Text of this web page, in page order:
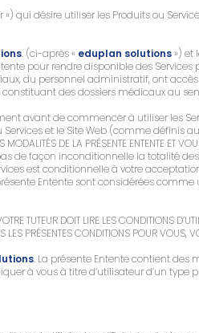
qui désire utiliser les Produits ou
. (ci-après « eduplan solutions») et
pour rendre disponible des
du personnel administratif, ont
des dossiers médicaux au
avant de commencer à utiliser les
et le Site Web (comme définis aux
DE LA PRÉSENTE ENTENTE ET
pas de façon inconditionnelle la
est conditionnelle à votre
Entente sont considérées
TUTEUR DOIT LIRE LES CONDITIONS
LES PRÉSENTES CONDITIONS POUR VOUS,
. La présente Entente contient des
à vous à titre d’utilisateur d’un